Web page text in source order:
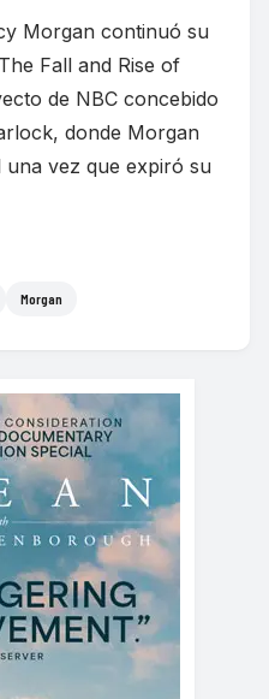
Morgan continuó su
Fall and Rise of
de NBC concebido
donde Morgan
vez que expiró su
Morgan